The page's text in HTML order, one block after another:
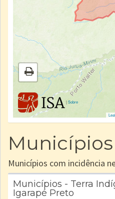
|Sobre
Municípios
Municípios com incidência
Municípios - Terra
Igarapé Preto